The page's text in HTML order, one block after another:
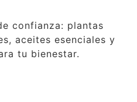
confianza: plantas
aceites esenciales y
tu bienestar.